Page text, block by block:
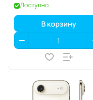
Доступно
В корзину